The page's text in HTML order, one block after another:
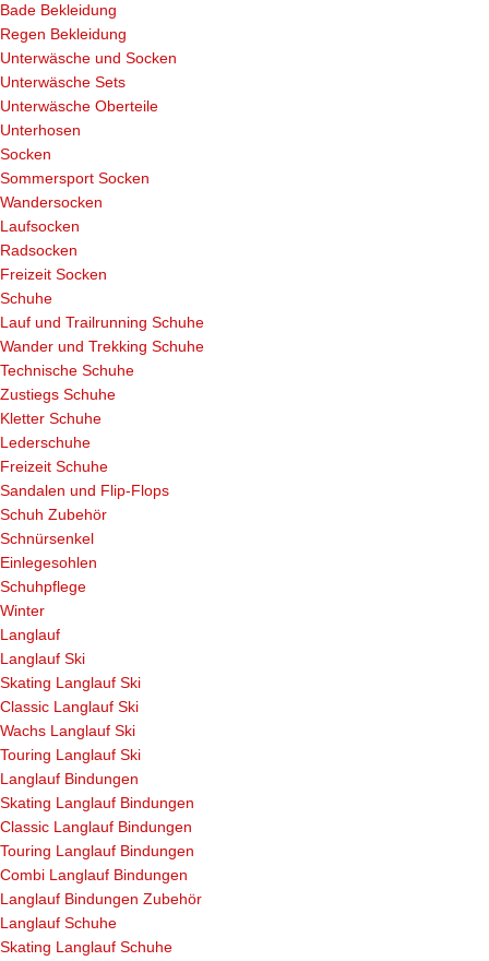
Bade Bekleidung
Regen Bekleidung
Unterwäsche und Socken
Unterwäsche Sets
Unterwäsche Oberteile
Unterhosen
Socken
Sommersport Socken
Wandersocken
Laufsocken
Radsocken
Freizeit Socken
Schuhe
Lauf und Trailrunning Schuhe
Wander und Trekking Schuhe
Technische Schuhe
Zustiegs Schuhe
Kletter Schuhe
Lederschuhe
Freizeit Schuhe
Sandalen und Flip-Flops
Schuh Zubehör
Schnürsenkel
Einlegesohlen
Schuhpflege
Winter
Langlauf
Langlauf Ski
Skating Langlauf Ski
Classic Langlauf Ski
Wachs Langlauf Ski
Touring Langlauf Ski
Langlauf Bindungen
Skating Langlauf Bindungen
Classic Langlauf Bindungen
Touring Langlauf Bindungen
Combi Langlauf Bindungen
Langlauf Bindungen Zubehör
Langlauf Schuhe
Skating Langlauf Schuhe